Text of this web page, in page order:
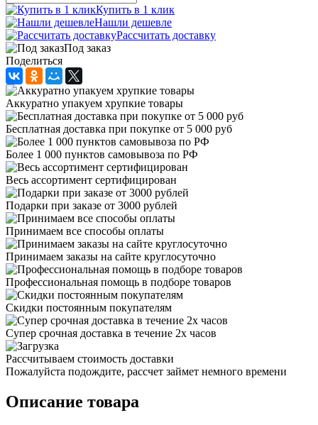
Купить в 1 клик
Нашли дешевле
Рассчитать доставку
Под заказ
Поделиться
Аккуратно упакуем хрупкие товары
Бесплатная доставка при покупке от 5 000 руб
Более 1 000 пунктов самовывоза по РФ
Весь ассортимент сертифицирован
Подарки при заказе от 3000 рублей
Принимаем все способы оплаты
Принимаем заказы на сайте круглосуточно
Профессиональная помощь в подборе товаров
Скидки постоянным покупателям
Супер срочная доставка в течение 2х часов
Рассчитываем стоимость доставки
Пожалуйста подождите, рассчет займет немного времени
Описание товара